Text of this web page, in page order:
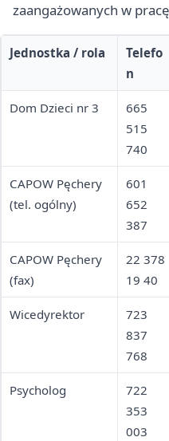
zaangażowanych w
Jednostka / rola
Telefo
n
Dom Dzieci nr 3
665
515
740
CAPOW Pęchery
(tel. ogólny)
601
652
387
CAPOW Pęchery
(fax)
22 378
19 40
Wicedyrektor
723
837
768
Psycholog
722
353
003